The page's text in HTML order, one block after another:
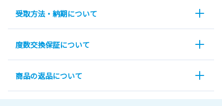
受取方法・納期について
度数交換保証について
商品の返品について